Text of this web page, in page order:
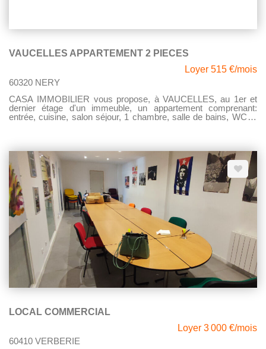
VAUCELLES APPARTEMENT 2 PIECES
Loyer 515 €/mois
60320 NERY
CASA IMMOBILIER vous propose, à VAUCELLES, au 1er et
dernier étage d'un immeuble, un appartement comprenant:
entrée, cuisine, salon séjour, 1 chambre, salle de bains, WC. 1
LOCAL COMMERCIAL
Loyer 3 000 €/mois
60410 VERBERIE